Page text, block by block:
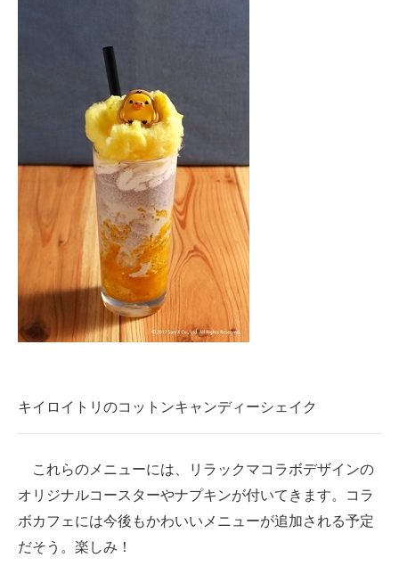
キイロイトリのコットンキャンディーシェイク
これらのメニューには、リラックマコラボデザインの
オリジナルコースターやナプキンが付いてきます。コラ
ボカフェには今後もかわいいメニューが追加される予定
だそう。楽しみ！